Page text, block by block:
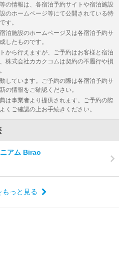
の情報は、各宿泊予約サイトや宿泊施設
のホームページ等にて公開されている特
す。
泊施設のホームページ又は各宿泊予約サ
したものです。
から行えますが、ご予約はお客様と宿泊
株式会社カカクコムは契約の不履行や損
しています。ご予約の際は各宿泊予約サ
の情報をご確認ください。
は事業者より提供されます。ご予約の際
くご確認の上お手続きください。
アム Birao
もっと見る